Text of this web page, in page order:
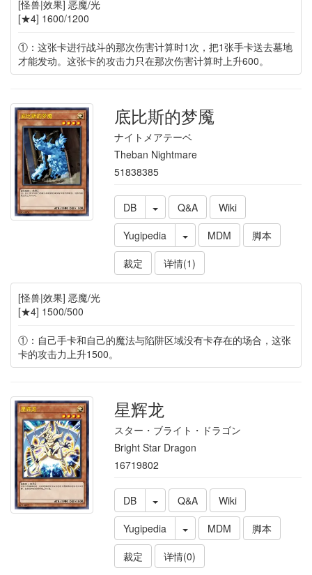
[怪兽|效果] 恶魔/光
[★4] 1600/1200
①：这张卡进行战斗的那次伤害计算时1次，把1张手卡送去墓地
才能发动。这张卡的攻击力只在那次伤害计算时上升600。
底比斯的梦魇
ナイトメアテーベ
Theban Nightmare
51838385
DB Q&A
Wiki
Yugipedia
MDM
脚本
裁定
详情(1)
[怪兽|效果] 恶魔/光
[★4] 1500/500
①：自己手卡和自己的魔法与陷阱区域没有卡存在的场合，这张
卡的攻击力上升1500。
星辉龙
スター・ブライト・ドラゴン
Bright Star Dragon
16719802
DB Q&A
Wiki
Yugipedia
MDM
脚本
裁定
详情(0)